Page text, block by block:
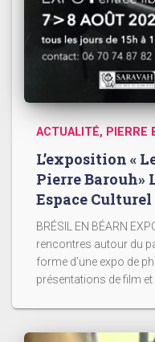
ACTUALITÉ PIERRE
L’exposition «
Pierre Barouh»
Espace Culturel
BRÉSIL EN BÉARN
rencontres autour du
forme d’une expo de
présentations de film et